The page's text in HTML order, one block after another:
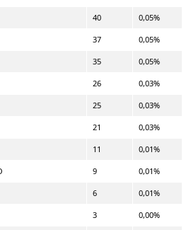
40 0,05%
37 0,05%
35 0,05%
26 0,03%
25 0,03%
21 0,03%
11 0,01%
9 0,01%
6 0,01%
3 0,00%